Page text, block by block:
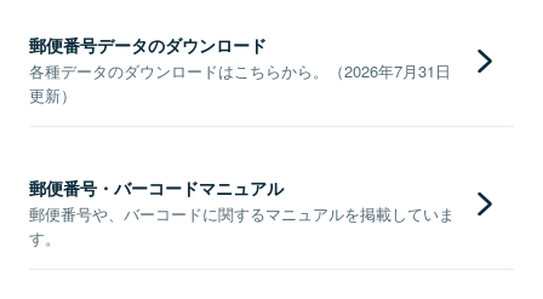
郵便番号データのダウンロード
各種データのダウンロードはこちらから。（2026年7月31日
更新）
郵便番号・バーコードマニュアル
郵便番号や、バーコードに関するマニュアルを掲載していま
す。